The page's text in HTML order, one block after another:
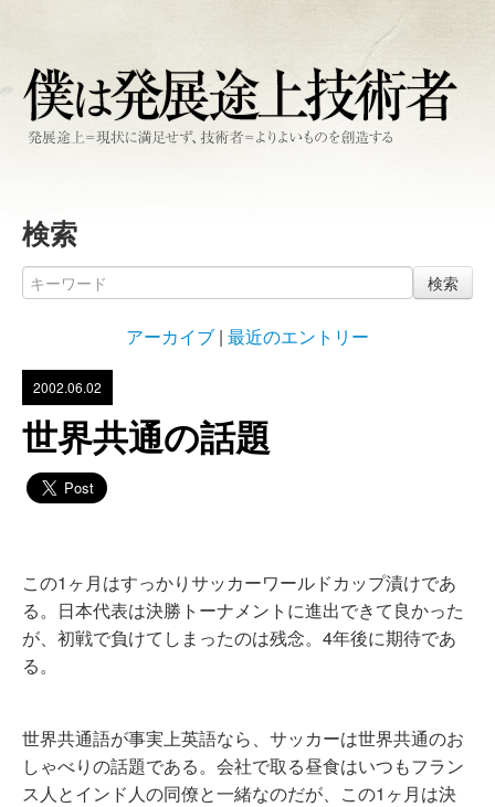
検索
検索
アーカイブ | 最近のエントリー
2002.06.02
世界共通の話題
この1ヶ月はすっかりサッカーワールドカップ漬けであ
る。日本代表は決勝トーナメントに進出できて良かった
が、初戦で負けてしまったのは残念。4年後に期待であ
る。
世界共通語が事実上英語なら、サッカーは世界共通のお
しゃべりの話題である。会社で取る昼食はいつもフラン
ス人とインド人の同僚と一緒なのだが、この1ヶ月は決